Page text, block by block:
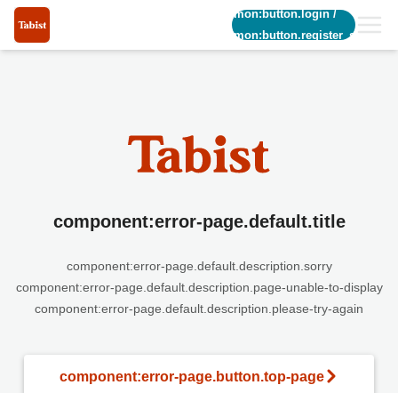
common:button.login/
common:button.register_short
component:error-page.default.title
component:error-page.default.description.sorry
component:error-page.default.description.page-unable-to-display
component:error-page.default.description.please-try-again
component:error-page.button.top-page